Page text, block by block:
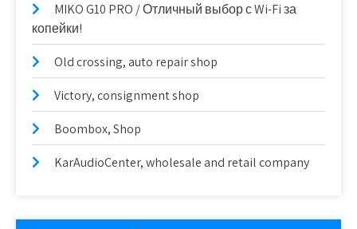
MIKO G10 PRO / Отличный выбор с Wi-Fi за
копейки!
Old crossing, auto repair shop
Victory, consignment shop
Boombox, Shop
KarAudioCenter, wholesale and retail company